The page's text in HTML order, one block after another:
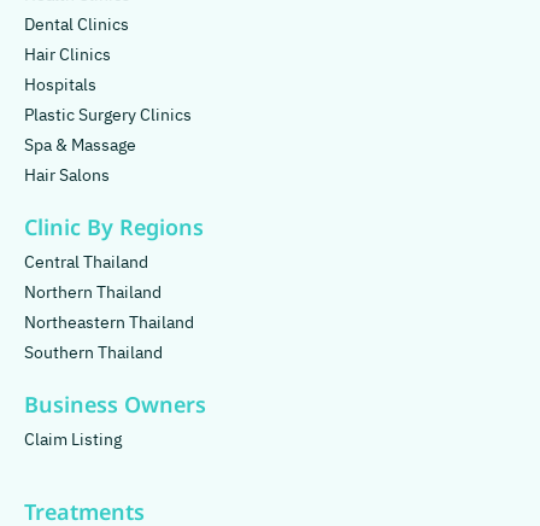
Dental Clinics
Hair Clinics
Hospitals
Plastic Surgery Clinics
Spa & Massage
Hair Salons
Clinic By Regions
Central Thailand
Northern Thailand
Northeastern Thailand
Southern Thailand
Business Owners
Claim Listing
Treatments